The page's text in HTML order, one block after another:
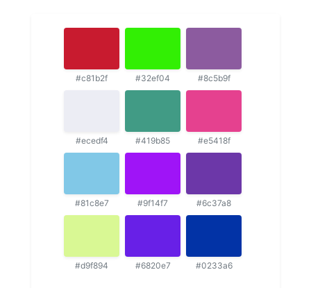
#c81b2f #32ef04 #8c5b9f
#ecedf4 #419b85 #e5418f
#81c8e7 #9f14f7 #6c37a8
#d9f894 #6820e7 #0233a6